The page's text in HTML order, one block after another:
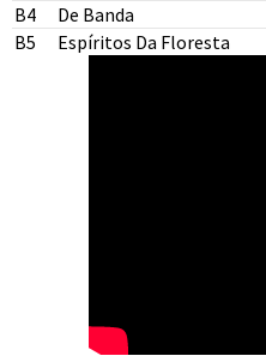
B4
De Banda
B5
Espíritos Da Floresta